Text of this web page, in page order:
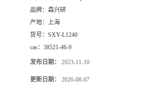
品牌： 森兴研
产地： 上海
货号： SXY-L1240
cas： 38521-46-9
发布日期： 2023-11-10
更新日期： 2026-08-07